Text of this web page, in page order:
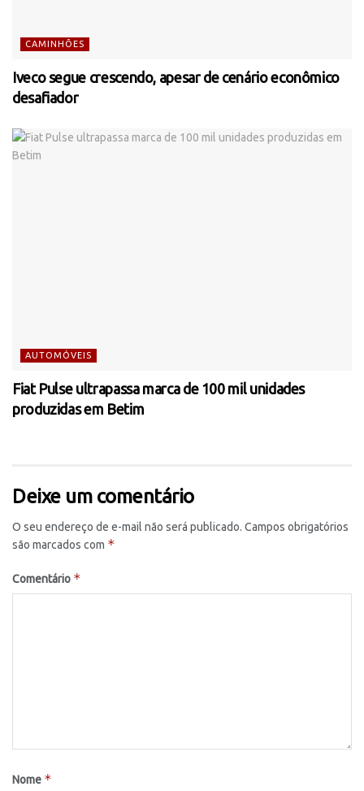
CAMINHÕES
Iveco segue crescendo, apesar de cenário econômico
desafiador
AUTOMÓVEIS
Fiat Pulse ultrapassa marca de 100 mil unidades
produzidas em Betim
Deixe um comentário
O seu endereço de e-mail não será publicado. Campos obrigatórios
são marcados com *
Comentário *
Nome *